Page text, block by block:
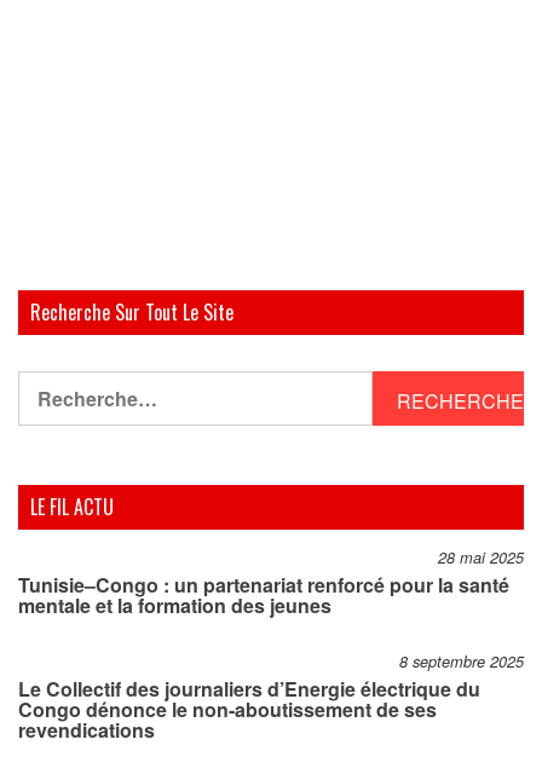
Recherche Sur Tout Le Site
LE FIL ACTU
28 mai 2025
Tunisie–Congo : un partenariat renforcé pour la santé
mentale et la formation des jeunes
8 septembre 2025
Le Collectif des journaliers d’Energie électrique du
Congo dénonce le non-aboutissement de ses
revendications